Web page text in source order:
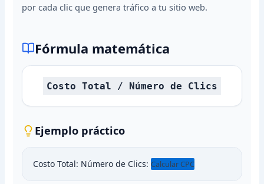
por cada clic que genera tráfico a tu sitio web.
Fórmula matemática
Costo Total / Número de Clics
Ejemplo práctico
Costo Total: Número de Clics:Calcular CPC